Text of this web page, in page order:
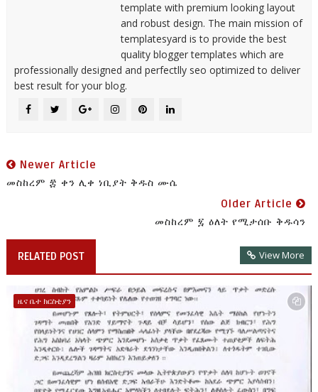
template with premium looking layout
and robust design. The main mission of
templatesyard is to provide the best
quality blogger templates which are
professionally designed and perfectlly seo optimized to deliver
best result for your blog.
Newer Article
መስከረም ፰ ቀን ሊቀ ነቢያት ቅዱስ ሙሴ
Older Article
መስከረም ፯ ዕለት የሚታሰቡ ቅዱሳን
RELATED POST View More
ዜና ቤተ ክርስቲያን